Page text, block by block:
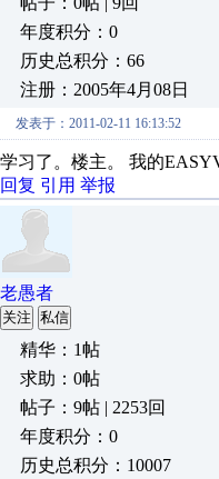
年度积分：0
历史总积分：66
注册：2005年4月08日
发表于：2011-02-11 16:13:52
学习了。楼主。 我的
回复 引用 举报
老愚者
关注 私信
精华：1帖
求助：0帖
帖子：9帖 | 2253回
年度积分：0
历史总积分：10007